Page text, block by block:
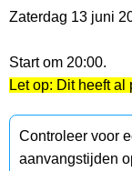
Zaterdag 13 juni
Start om 20:00.
Let op: Dit heeft
Controleer voor
aanvangstijden